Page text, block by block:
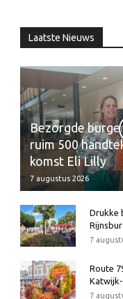
Laatste Nieuws
Bezorgde
ruim 500
komst Eli Lilly
7 augustus 2026
Drukke
7
Route
7